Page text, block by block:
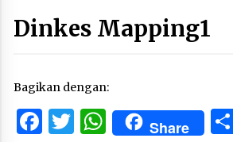
Dinkes Mapping1
Bagikan dengan:
Facebook
Twitter
WhatsApp
Share